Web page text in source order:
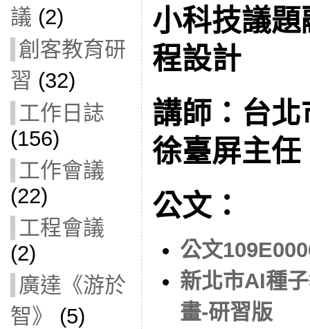
議 (2)
創客教育研
習 (32)
工作日誌
(156)
工作會議
(22)
工程會議
(2)
廣達《游於
智》
(5)
小科技議
程設計
講師：台
徐臺屏主任
公文：
公文
新北市AI種
畫-研習版